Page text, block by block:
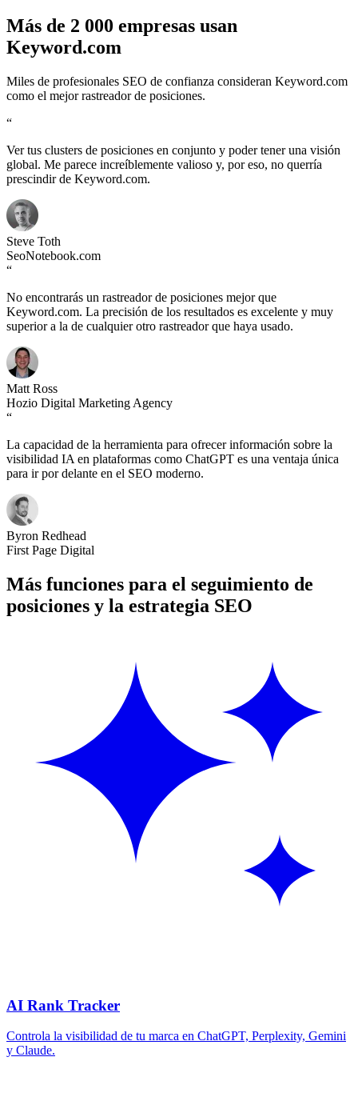
Más de 2 000 empresas usan
Keyword.com
Miles de profesionales SEO de confianza consideran Keyword.com
como el mejor rastreador de posiciones.
“
Ver tus clusters de posiciones en conjunto y poder tener una visión
global. Me parece increíblemente valioso y, por eso, no querría
prescindir de Keyword.com.
Steve Toth
SeoNotebook.com
“
No encontrarás un rastreador de posiciones mejor que
Keyword.com. La precisión de los resultados es excelente y muy
superior a la de cualquier otro rastreador que haya usado.
Matt Ross
Hozio Digital Marketing Agency
“
La capacidad de la herramienta para ofrecer información sobre la
visibilidad IA en plataformas como ChatGPT es una ventaja única
para ir por delante en el SEO moderno.
Byron Redhead
First Page Digital
Más funciones para el seguimiento de
posiciones y la estrategia SEO
AI Rank Tracker
Controla la visibilidad de tu marca en ChatGPT, Perplexity, Gemini
y Claude.